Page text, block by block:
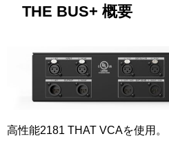
THE BUS+ 概要
高性能2181 THAT VCAを使用。